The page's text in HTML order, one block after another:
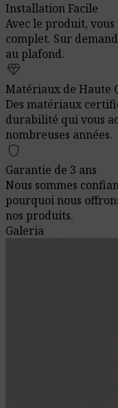
Installation Facile
Avec le produit,
complet. Sur
au plafond.
diamond
Matériaux de Haute
Des matériaux
durabilité qui vous
nombreuses années.
shield
Garantie de 3 ans
Nous sommes
pourquoi nous
nos produits.
Galeria